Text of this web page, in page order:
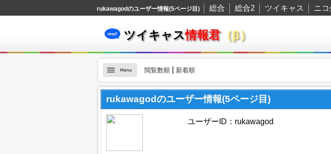
rukawagodのユーザー情報(5ページ目) 総合 総合2 ツイキャス ニコ
ツイキャス情報君（β）
閲覧数順| 新着順
rukawagodのユーザー情報(5ページ目)
ユーザーID：rukawagod